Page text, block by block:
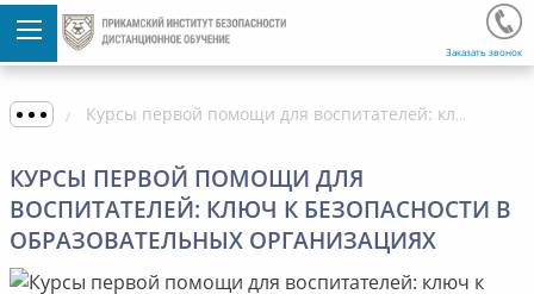
Заказать звонок
Курсы первой помощи для воспитателей: ключ к безопасности в образовательных организациях
КУРСЫ ПЕРВОЙ ПОМОЩИ ДЛЯ
ВОСПИТАТЕЛЕЙ: КЛЮЧ К БЕЗОПАСНОСТИ В
ОБРАЗОВАТЕЛЬНЫХ ОРГАНИЗАЦИЯХ